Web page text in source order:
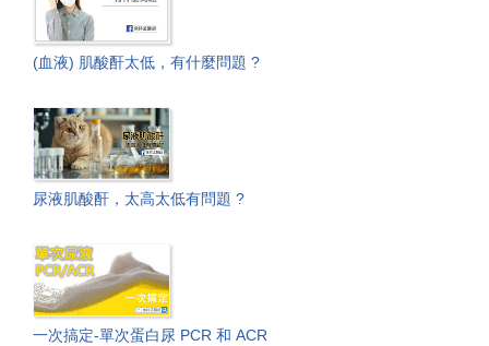
(血液) 肌酸酐太低，有什麼問題 ?
尿液肌酸酐，太高太低有問題 ?
一次搞定-單次蛋白尿 PCR 和 ACR